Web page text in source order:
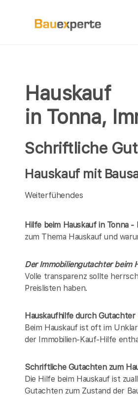
Hauskauf
in Tonna,
Schriftliche
Hauskauf mit
Weiterfühendes
Hilfe beim Hauskauf in Tonna -
zum Thema Hauskauf und
Der Immobiliengutachter beim
Volle transparenz sollte
Preislisten haben.
Hauskaufhilfe durch Gutachter
Beim Hauskauf ist oft im
der Immobilien-Kauf-Hilfe
Schriftliche Gutachten zum
Die Hilfe beim Hauskauf ist
Gutachten zum Zustand der